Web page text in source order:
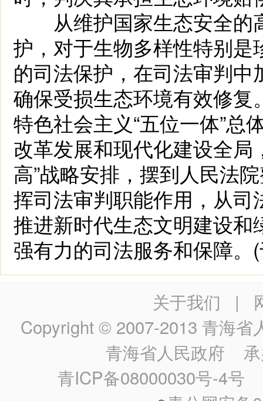
从维护国家生态安全的
护，对于生物多样性特别
的司法保护，在司法审判
确保受损生态环境有效修
特色社会主义“五位一体”总
改革发展和现代化建设全局
高”战略安排，摆到人民法
挥司法审判职能作用，从
推进新时代生态文明建设
强有力的司法服务和保障。
关于我们 |
Copyright © 2007-2013 青海省
青海省人民政府 承
青ICP备08000030号-4号